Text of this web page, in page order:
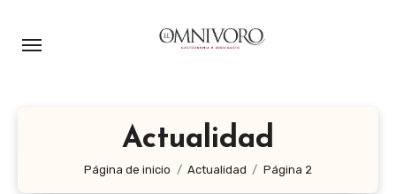
Actualidad
Página de inicio Actualidad Página 2